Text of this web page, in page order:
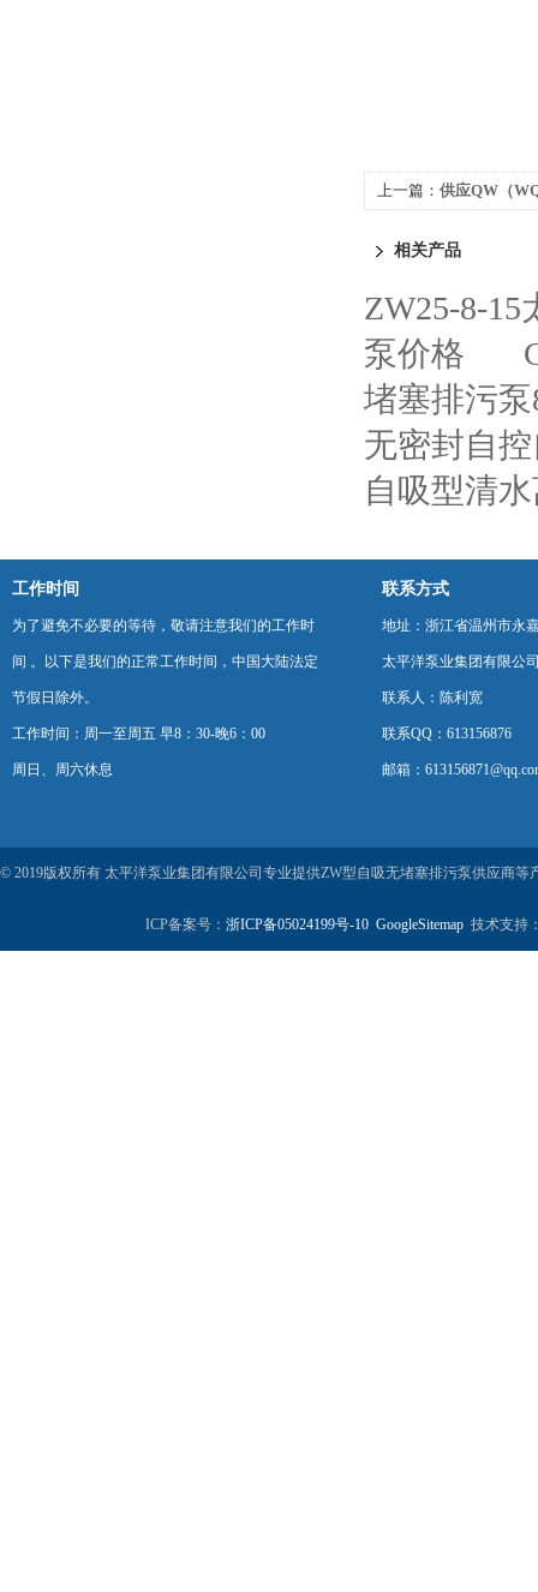
上一篇： 供应QW（
相关产品
ZW25-8-
泵价格
堵塞排污泵
无密封自
自吸型清
工作时间
为了避免不必要的等待，敬请注意我们的工作时
间 。以下是我们的正常工作时间，中国大陆法定
节假日除外。
工作时间：周一至周五 早8：30-晚6：00
周日、周六休息
联系方式
地址：浙江省温州市永
太平洋泵业集团有限公
联系人：陈利宽
联系QQ：613156876
邮箱：
© 2019版权所有 太平洋泵业集团有限公司专业提供ZW型自吸无堵塞排污泵供应商
ICP备案号： 浙ICP备05024199号-10 GoogleSitemap 技术支持